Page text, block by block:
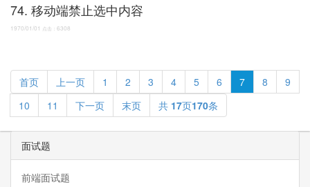
74. 移动端禁止选中内容
1970/01/01 点击： 6308
首页 上一页 1 2 3 4 5 6 7 8
9
10
11 下一页 末页 共 17页170条
面试题
前端面试题